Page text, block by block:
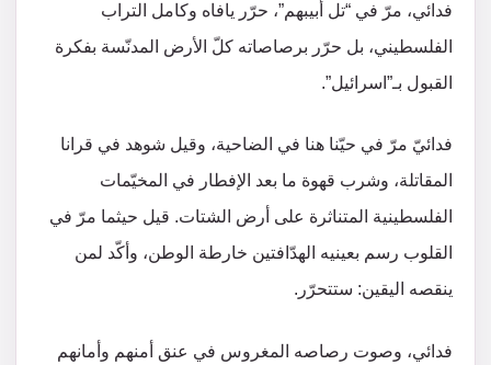
فدائي، مرّ في “تل أبيبهم”، حرّر يافاه وكامل التراب
الفلسطيني، بل حرّر برصاصاته كلّ الأرض المدنّسة بفكرة
القبول بـ”اسرائيل”.
فدائيّ مرّ في حيّنا هنا في الضاحية، وقيل شوهد في قرانا
المقاتلة، وشرب قهوة ما بعد الإفطار في المخيّمات
الفلسطينية المتناثرة على أرض الشتات. قيل حيثما مرّ في
القلوب رسم بعينيه الهدّافتين خارطة الوطن، وأكّد لمن
ينقصه اليقين: ستتحرّر.
فدائي، وصوت رصاصه المغروس في عنق أمنهم وأمانهم